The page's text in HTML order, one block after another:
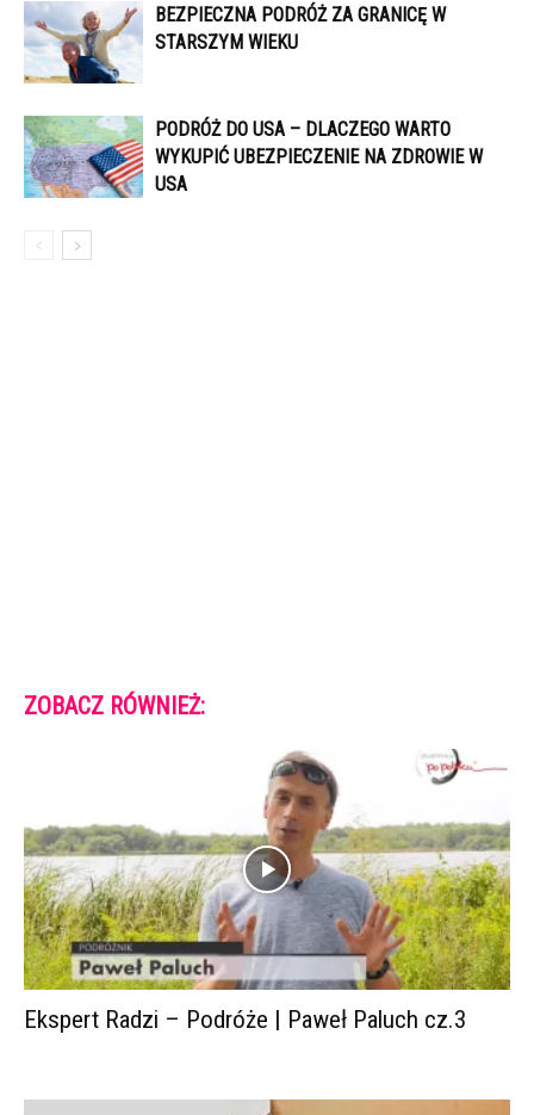
BEZPIECZNA PODRÓŻ ZA GRANICĘ W
STARSZYM WIEKU
PODRÓŻ DO USA – DLACZEGO WARTO
WYKUPIĆ UBEZPIECZENIE NA ZDROWIE W
USA
ZOBACZ RÓWNIEŻ:
Ekspert Radzi – Podróże | Paweł Paluch cz.3